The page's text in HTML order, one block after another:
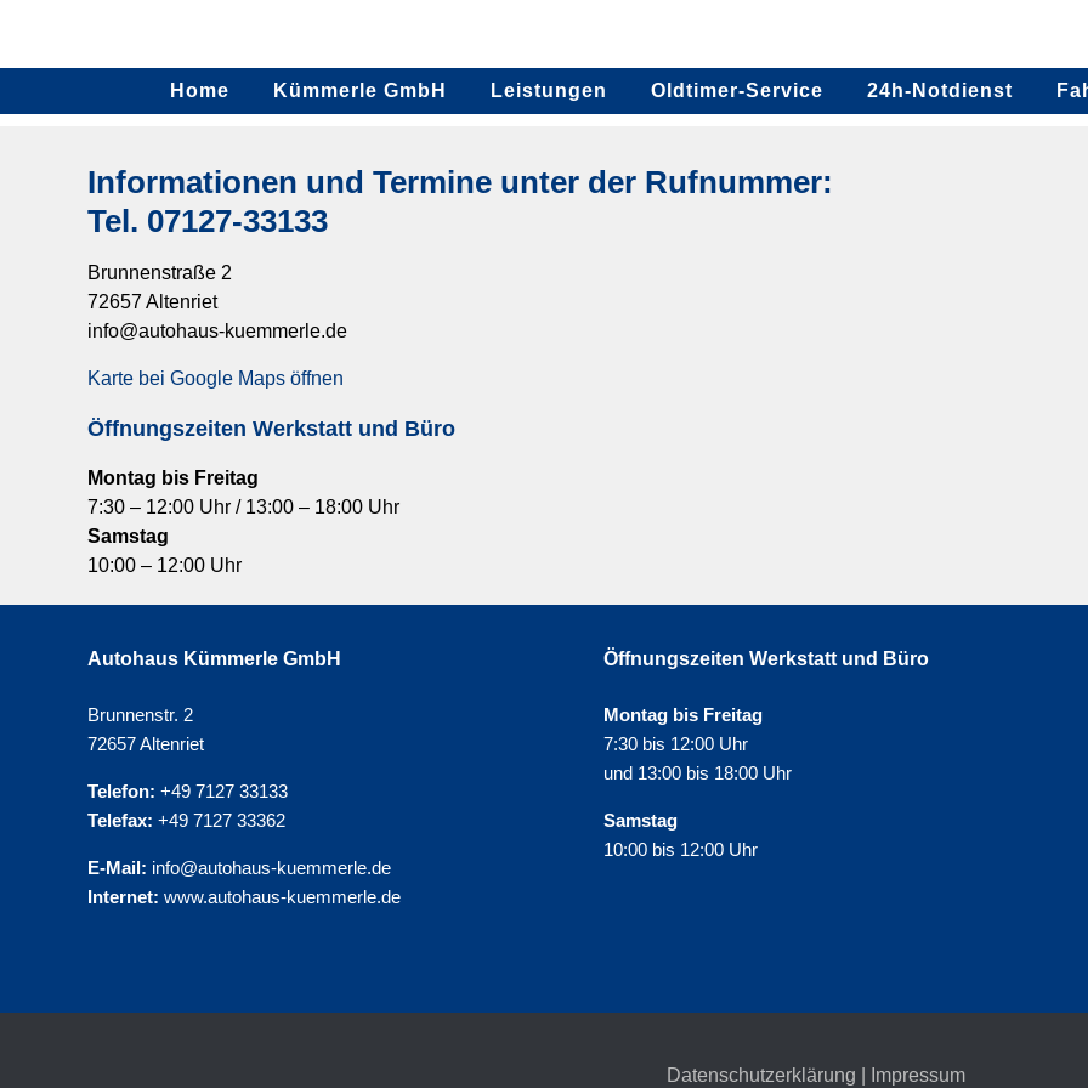
Home Kümmerle GmbH Leistungen Oldtimer-Service 24h-Notdienst
Informationen und Termine unter der Rufnummer:
Tel. 07127-33133
Brunnenstraße 2
72657 Altenriet
info@autohaus-kuemmerle.de
Karte bei Google Maps öffnen
Öffnungszeiten Werkstatt und Büro
Montag bis Freitag
7:30 – 12:00 Uhr / 13:00 – 18:00 Uhr
Samstag
10:00 – 12:00 Uhr
Autohaus Kümmerle GmbH
Brunnenstr. 2
72657 Altenriet
Telefon: +49 7127 33133
Telefax: +49 7127 33362
E-Mail: info@autohaus-kuemmerle.de
Internet: www.autohaus-kuemmerle.de
Öffnungszeiten Werkstatt und Büro
Montag bis Freitag
7:30 bis 12:00 Uhr
und 13:00 bis 18:00 Uhr
Samstag
10:00 bis 12:00 Uhr
Datenschutzerklärung Impressum